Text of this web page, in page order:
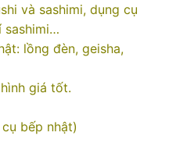
và sashimi, dụng cụ
sashimi…
lồng đèn, geisha,
giá tốt.
bếp nhật)